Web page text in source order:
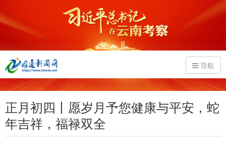
导航
正月初四丨愿岁月予您健康与平安，蛇
年吉祥，福禄双全